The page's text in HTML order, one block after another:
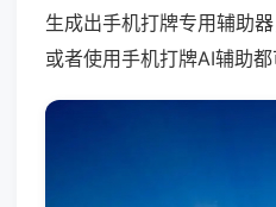
生成出手机打牌专用辅助
或者使用手机打牌AI辅助都